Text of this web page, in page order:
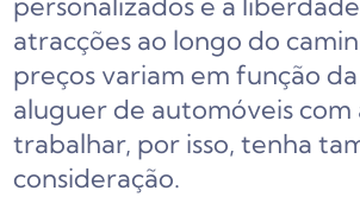
atracções ao longo do
preços variam em função
aluguer de automóveis com
trabalhar, por isso, tenha
consideração.